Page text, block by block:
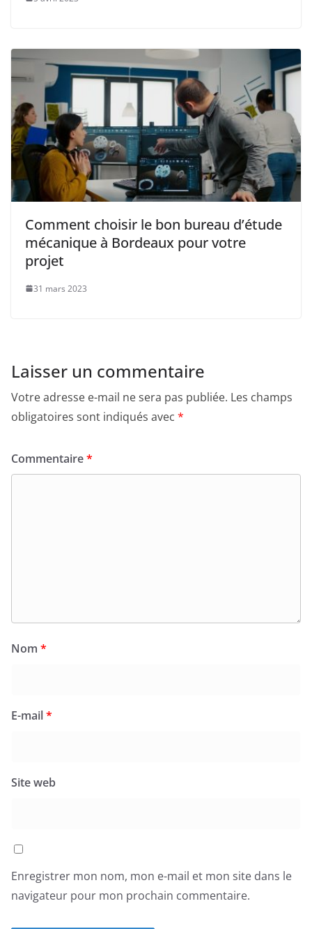
Comment choisir le bon bureau d’étude
mécanique à Bordeaux pour votre
projet
31 mars 2023
Laisser un commentaire
Votre adresse e-mail ne sera pas publiée. Les champs
obligatoires sont indiqués avec *
Commentaire*
Nom *
E-mail*
Site web
Enregistrer mon nom, mon e-mail et mon site dans le
navigateur pour mon prochain commentaire.